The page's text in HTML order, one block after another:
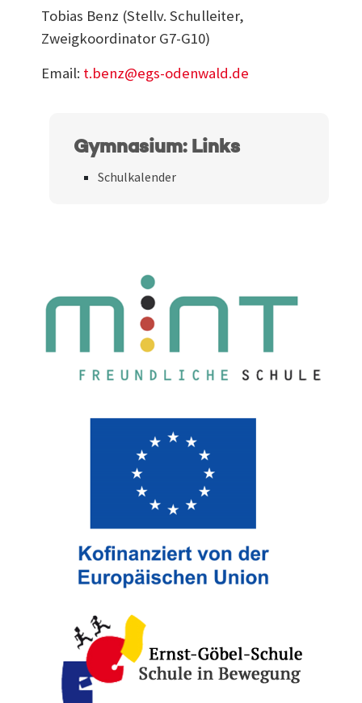
Tobias Benz (Stellv. Schulleiter,
Zweigkoordinator G7-G10)
Email: t.benz@egs-odenwald.de
Gymnasium: Links
Schulkalender